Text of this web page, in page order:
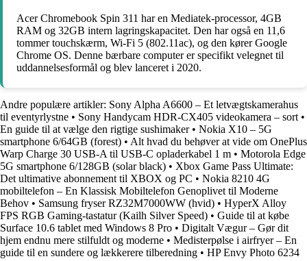
Acer Chromebook Spin 311 har en Mediatek-processor, 4GB
RAM og 32GB intern lagringskapacitet. Den har også en 11,6
tommer touchskærm, Wi-Fi 5 (802.11ac), og den kører Google
Chrome OS. Denne bærbare computer er specifikt velegnet til
uddannelsesformål og blev lanceret i 2020.
Andre populære artikler: Sony Alpha A6600 – Et letvægtskamerahus
til eventyrlystne • Sony Handycam HDR-CX405 videokamera – sort •
En guide til at vælge den rigtige sushimaker• Nokia X10 – 5G
smartphone 6/64GB (forest) • Alt hvad du behøver at vide om OnePlus
Warp Charge 30 USB-A til USB-C opladerkabel 1 m • Motorola Edge
5G smartphone 6/128GB (solar black) • Xbox Game Pass Ultimate:
Det ultimative abonnement til XBOX og PC • Nokia 8210 4G
mobiltelefon – En Klassisk Mobiltelefon Genoplivet til Moderne
Behov • Samsung fryser RZ32M7000WW (hvid) • HyperX Alloy
FPS RGB Gaming-tastatur (Kailh Silver Speed) • Guide til at købe
Surface 10.6 tablet med Windows 8 Pro • Digitalt Vægur – Gør dit
hjem endnu mere stilfuldt og moderne • Medisterpølse i airfryer – En
guide til en sundere og lækkerere tilberedning • HP Envy Photo 6234